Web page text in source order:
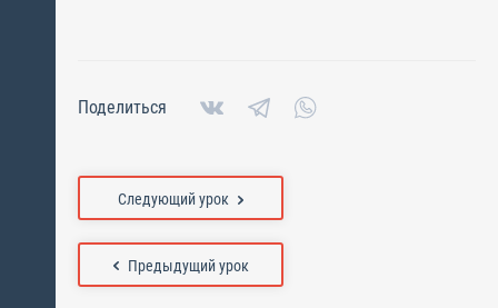
Поделиться
Предыдущий урок
Следующий урок